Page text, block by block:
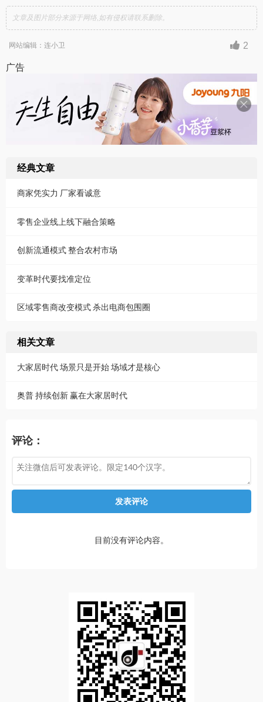
文章及图片部分来源于网络,如有侵权请联系删除。
网站编辑：连小卫 2
广告
经典文章
商家凭实力 厂家看诚意
零售企业线上线下融合策略
创新流通模式 整合农村市场
变革时代要找准定位
区域零售商改变模式 杀出电商包围圈
相关文章
大家居时代 场景只是开始 场域才是核心
奥普 持续创新 赢在大家居时代
评论：
发表评论
目前没有评论内容。